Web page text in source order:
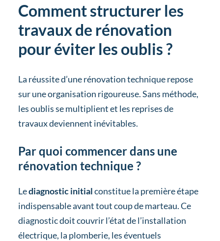
Comment structurer les
travaux de rénovation
pour éviter les oublis ?
La réussite d’une rénovation technique repose
sur une organisation rigoureuse. Sans méthode,
les oublis se multiplient et les reprises de
travaux deviennent inévitables.
Par quoi commencer dans une
rénovation technique ?
Lediagnostic initialconstitue la première étape
indispensable avant tout coup de marteau. Ce
diagnostic doit couvrir l’état de l’installation
électrique, la plomberie, les éventuels